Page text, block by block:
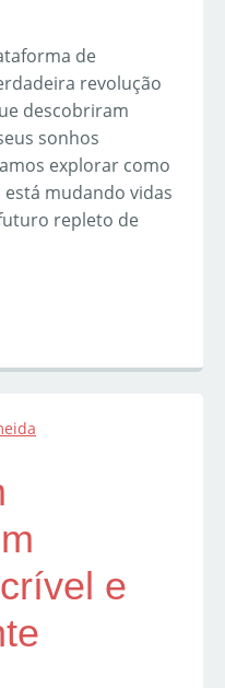
de
revolução
descobriram
sonhos
explorar como
mudando vidas
repleto de
e